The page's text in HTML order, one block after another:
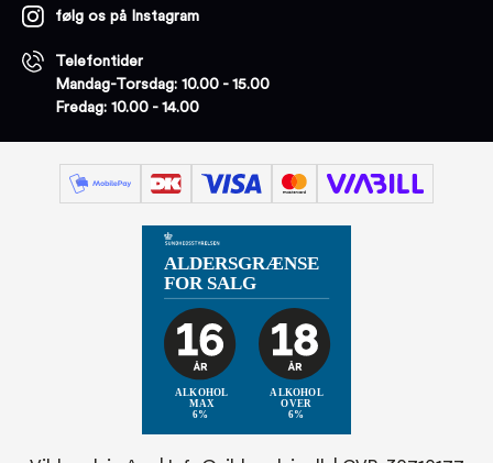
følg os på Instagram
Telefontider
Mandag-Torsdag: 10.00 - 15.00
Fredag: 10.00 - 14.00